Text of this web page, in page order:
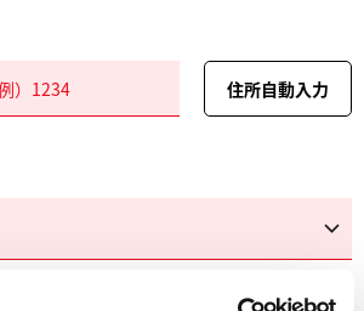
住所自動入力